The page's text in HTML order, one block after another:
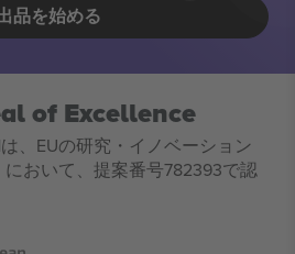
品を始める
of Excellence
、EUの研究・イノベーション
おいて、提案番号782393で認